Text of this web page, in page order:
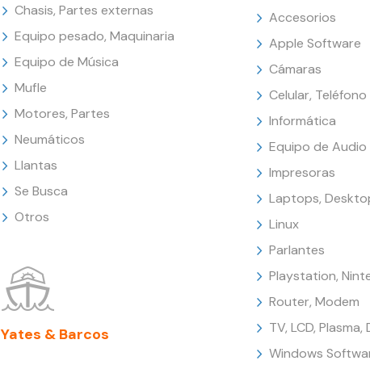
Chasis, Partes externas
Equipo pesado, Maquinaria
Equipo de Música
Mufle
Motores, Partes
Neumáticos
Llantas
Se Busca
Otros
Yates & Barcos
Accesorios
Apple Software
Cámaras
Celular, Teléfono
Informática
Equipo de
Impresoras
Laptops,
Linux
Parlantes
Playstation,
Router, Modem
TV, LCD, Plasma,
Windows